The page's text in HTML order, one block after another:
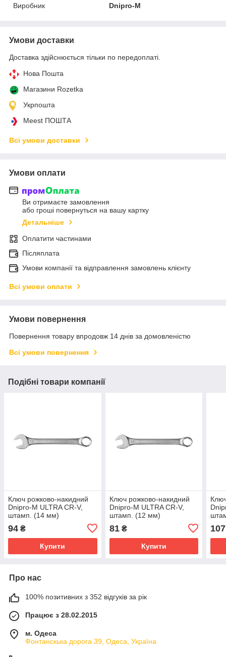
Виробник
Dnipro-M
Умови доставки
Доставка здійснюється тільки по передоплаті.
Нова Пошта
Магазини Rozetka
Укрпошта
Meest ПОШТА
Всі умови доставки
Умови оплати
Ви отримаєте замовлення
або гроші повернуться на вашу картку
Детальніше
Оплатити частинами
Післяплата
Умови компанії та відправлення замовлень клієнту
Всі умови оплати
Умови повернення
Повернення товару впродовж 14 днів за домовленістю
Всі умови повернення
Подібні товари компанії
Ключ рожково-накидний
Dnipro-M ULTRA CR-V,
штамп. (14 мм)
94 ₴
Купити
Ключ рожково-накидний
Dnipro-M ULTRA CR-V,
штамп. (12 мм)
81₴
Купити
107
Про нас
100% позитивних з 352 відгуків за рік
Працює з 28.02.2015
м. Одеса
Фонтанскька дорога 39, Одеса, Україна